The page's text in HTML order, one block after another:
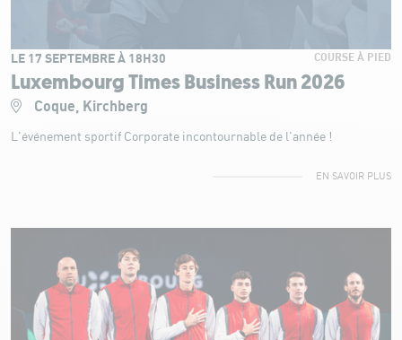
LE 17 SEPTEMBRE À 18H30 COURSE À PIED
Luxembourg Times Business Run 2026
Coque, Kirchberg
L'événement sportif Corporate incontournable de l'année !
EN SAVOIR PLUS